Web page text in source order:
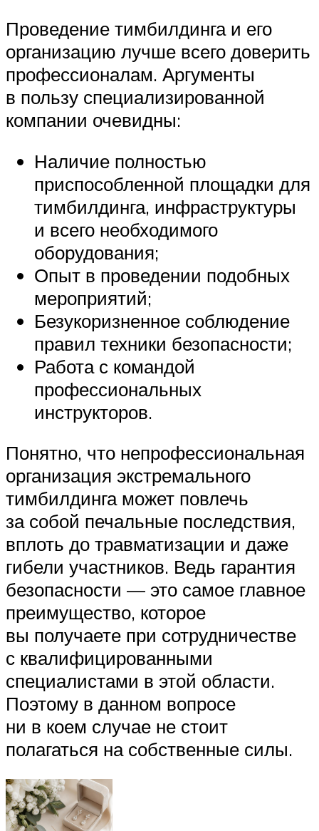
Проведение тимбилдинга и его
организацию лучше всего доверить
профессионалам. Аргументы
в пользу специализированной
компании очевидны:
Наличие полностью
приспособленной площадки для
тимбилдинга, инфраструктуры
и всего необходимого
оборудования;
Опыт в проведении подобных
мероприятий;
Безукоризненное соблюдение
правил техники безопасности;
Работа с командой
профессиональных
инструкторов.
Понятно, что непрофессиональная
организация экстремального
тимбилдинга может повлечь
за собой печальные последствия,
вплоть до травматизации и даже
гибели участников. Ведь гарантия
безопасности — это самое главное
преимущество, которое
вы получаете при сотрудничестве
с квалифицированными
специалистами в этой области.
Поэтому в данном вопросе
ни в коем случае не стоит
полагаться на собственные силы.